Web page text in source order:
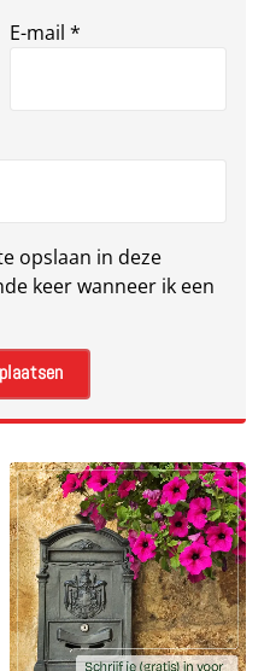
E-mail *
opslaan in deze
keer wanneer ik een